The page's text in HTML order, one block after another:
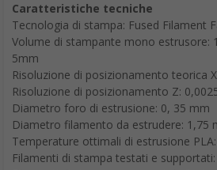
Caratteristiche tecniche
Tecnologia di stampa: Fused Filament
Volume di stampante mono estrusore:
5mm
Risoluzione di posizionamento teorica
Risoluzione di posizionamento Z:
Diametro foro di estrusione: 0, 35 mm
Diametro filamento da estrudere: 1,75
Temperature ottimali di estrusione
Filamenti di stampa testati e